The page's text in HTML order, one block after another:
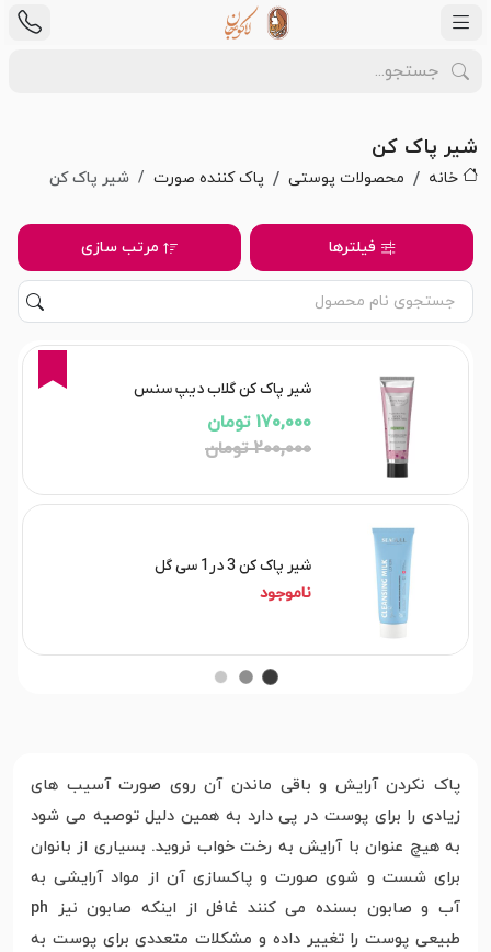
شیر پاک کن
خانه محصولات پوستی پاک کننده صورت شیر پاک کن
فیلترها مرتب سازی
15%
شیر پاک کن گلاب دیپ سنس
170,000 تومان
200,000 تومان
شیر پاک کن 3 در1 سی گل
ناموجود
پاک نکردن آرایش و باقی ماندن آن روی صورت آسیب های
زیادی را برای پوست در پی دارد به همین دلیل توصیه می شود
به هیچ عنوان با آرایش به رخت خواب نروید. بسیاری از بانوان
برای شست و شوی صورت و پاکسازی آن از مواد آرایشی به
آب و صابون بسنده می کنند غافل از اینکه صابون نیز ph
طبیعی پوست را تغییر داده و مشکلات متعددی برای پوست به